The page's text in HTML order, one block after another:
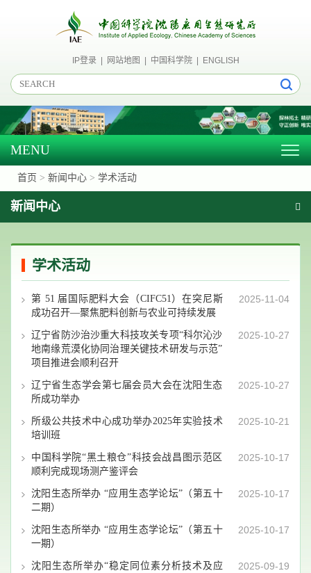
IP登录| 网站地图 中国科学院| ENGLISH
MENU
首页 > 新闻中心 > 学术活动
新闻中心
学术活动
2025-11-04
第 51 届国际肥料大会（CIFC51）在突尼斯
成功召开—聚焦肥料创新与农业可持续发展
2025-10-27
辽宁省防沙治沙重大科技攻关专项“科尔沁沙
地南缘荒漠化协同治理关键技术研发与示范”
项目推进会顺利召开
2025-10-27
辽宁省生态学会第七届会员大会在沈阳生态
所成功举办
2025-10-21
所级公共技术中心成功举办2025年实验技术
培训班
2025-10-17
中国科学院“黑土粮仓”科技会战昌图示范区
顺利完成现场测产鉴评会
2025-10-17
沈阳生态所举办 “应用生态学论坛”（第五十
二期）
2025-10-17
沈阳生态所举办 “应用生态学论坛”（第五十
一期）
2025-09-19
沈阳生态所举办“稳定同位素分析技术及应